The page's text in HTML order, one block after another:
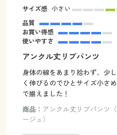
サイズ感 小さい
品質
お買い得感
使いやすさ
アンクル丈リブパンツ
身体の線をあまり拾わず、少
く伸びるのでひとサイズ小さ
で揃えました！
商品： アンクル丈リブパンツ
ージュ）